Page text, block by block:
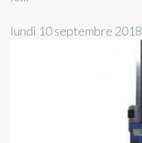
lundi 10 septembre 2018